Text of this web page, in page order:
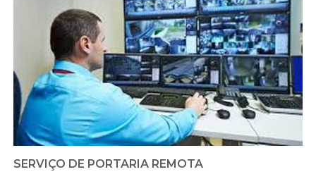
SERVIÇO DE PORTARIA REMOTA